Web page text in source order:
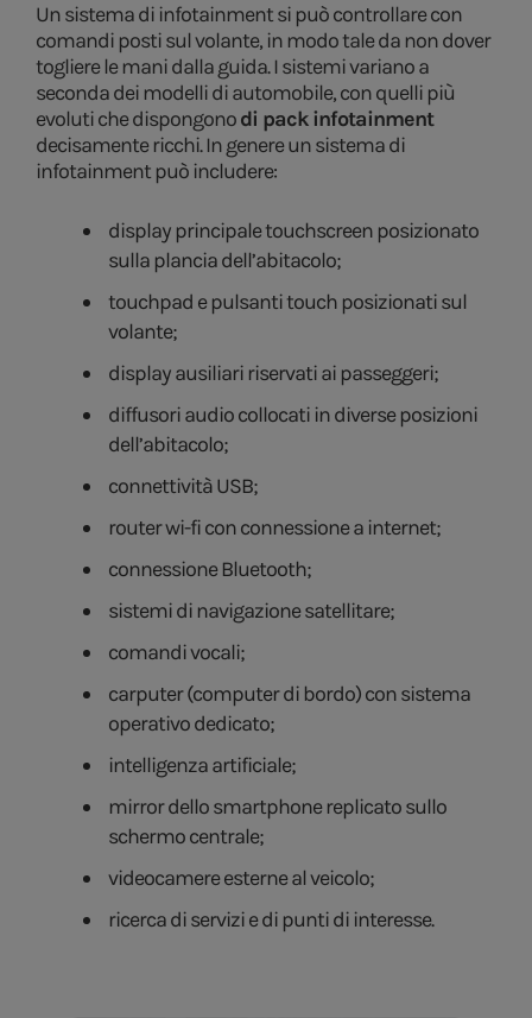
Un sistema di infotainment si può controllare con
comandi posti sul volante, in modo tale da non dover
togliere le mani dalla guida. I sistemi variano a
seconda dei modelli di automobile, con quelli più
evoluti che dispongonodi pack infotainment
decisamente ricchi. In genere un sistema di
infotainment può includere:
display principale touchscreen posizionato
sulla plancia dell’abitacolo;
touchpad e pulsanti touch posizionati sul
volante;
display ausiliari riservati ai passeggeri;
diffusori audio collocati in diverse posizioni
dell’abitacolo;
connettività USB;
router wi-fi con connessione a internet;
connessione Bluetooth;
sistemi di navigazione satellitare;
comandi vocali;
carputer (computer di bordo) con sistema
operativo dedicato;
intelligenza artificiale;
mirror dello smartphone replicato sullo
schermo centrale;
videocamere esterne al veicolo;
ricerca di servizi e di punti di interesse.